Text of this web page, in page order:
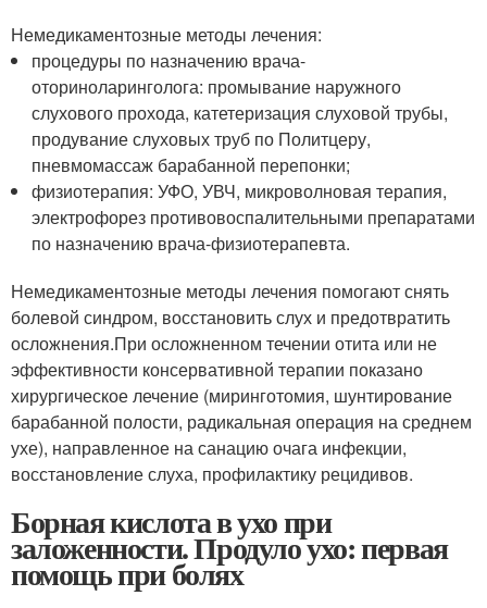
Немедикаментозные методы лечения:
процедуры по назначению врача-
оториноларинголога: промывание наружного
слухового прохода, катетеризация слуховой трубы,
продувание слуховых труб по Политцеру,
пневмомассаж барабанной перепонки;
физиотерапия: УФО, УВЧ, микроволновая терапия,
электрофорез противовоспалительными препаратами
по назначению врача-физиотерапевта.
Немедикаментозные методы лечения помогают снять
болевой синдром, восстановить слух и предотвратить
осложнения.При осложненном течении отита или не
эффективности консервативной терапии показано
хирургическое лечение (миринготомия, шунтирование
барабанной полости, радикальная операция на среднем
ухе), направленное на санацию очага инфекции,
восстановление слуха, профилактику рецидивов.
Борная кислота в ухо при
заложенности. Продуло ухо: первая
помощь при болях